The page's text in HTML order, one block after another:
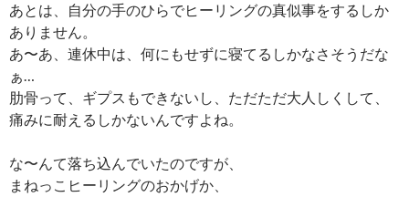
あとは、自分の手のひらでヒーリングの真似事をするしか
ありません。
あ〜あ、連休中は、何にもせずに寝てるしかなさそうだな
ぁ…
肋骨って、ギプスもできないし、ただただ大人しくして、
痛みに耐えるしかないんですよね。
な〜んて落ち込んでいたのですが、
まねっこヒーリングのおかげか、